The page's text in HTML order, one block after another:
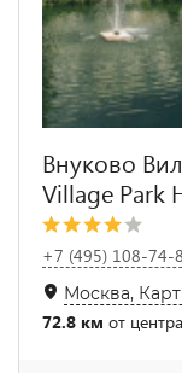
Внуково
Village Park
+7 (495) 108-74-
Москва,
72.8 км от